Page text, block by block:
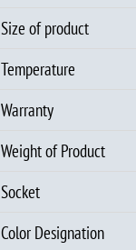
Size of product
Temperature
Warranty
Weight of Product
Socket
Color Designation